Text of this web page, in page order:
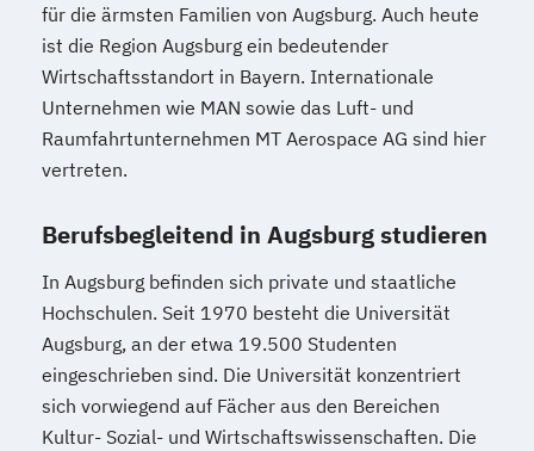
65+ (Seniorentrainer/-in)"
Personal Trainer/-in mit Fachrichtung
"Lebensmittelunverträglichkeiten"
Personal Trainer/-in mit Zusatzmodul
"Betriebswirtschaft"
Psychologische/r Berater/-in
Psychologische/r Berater/-in Fachrichtung
"Burnout-Prävention"
Psychologische/r Berater/-in Fachrichtung
"Entspannungspädagogik"
Psychologische/r Berater/-in Fachrichtung
"Systemische Beratung"
für die ärmsten Familien von Augsburg. Auch heute
ist die Region Augsburg ein bedeutender
Wirtschaftsstandort in Bayern. Internationale
Unternehmen wie MAN sowie das Luft- und
Raumfahrtunternehmen MT Aerospace AG sind hier
vertreten.
Berufsbegleitend in Augsburg studieren
In Augsburg befinden sich private und staatliche
Hochschulen. Seit 1970 besteht die Universität
Augsburg, an der etwa 19.500 Studenten
eingeschrieben sind. Die Universität konzentriert
sich vorwiegend auf Fächer aus den Bereichen
Kultur- Sozial- und Wirtschaftswissenschaften. Die